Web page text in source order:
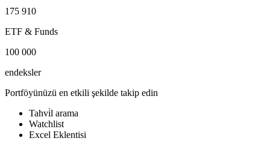
175 910
ETF & Funds
100 000
endeksler
Portföyünüzü en etkili şekilde takip edin
Tahvi̇l arama
Watchlist
Excel Eklentisi